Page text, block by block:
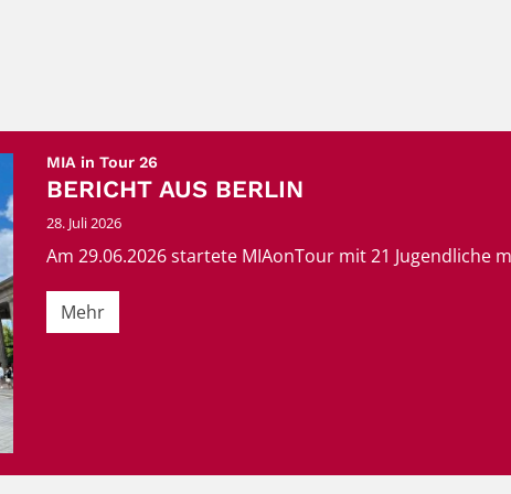
MIA in Tour 26
BERICHT AUS BERLIN
28. Juli 2026
Am 29.06.2026 startete MIAonTour mit 21 Jugendliche
Mehr